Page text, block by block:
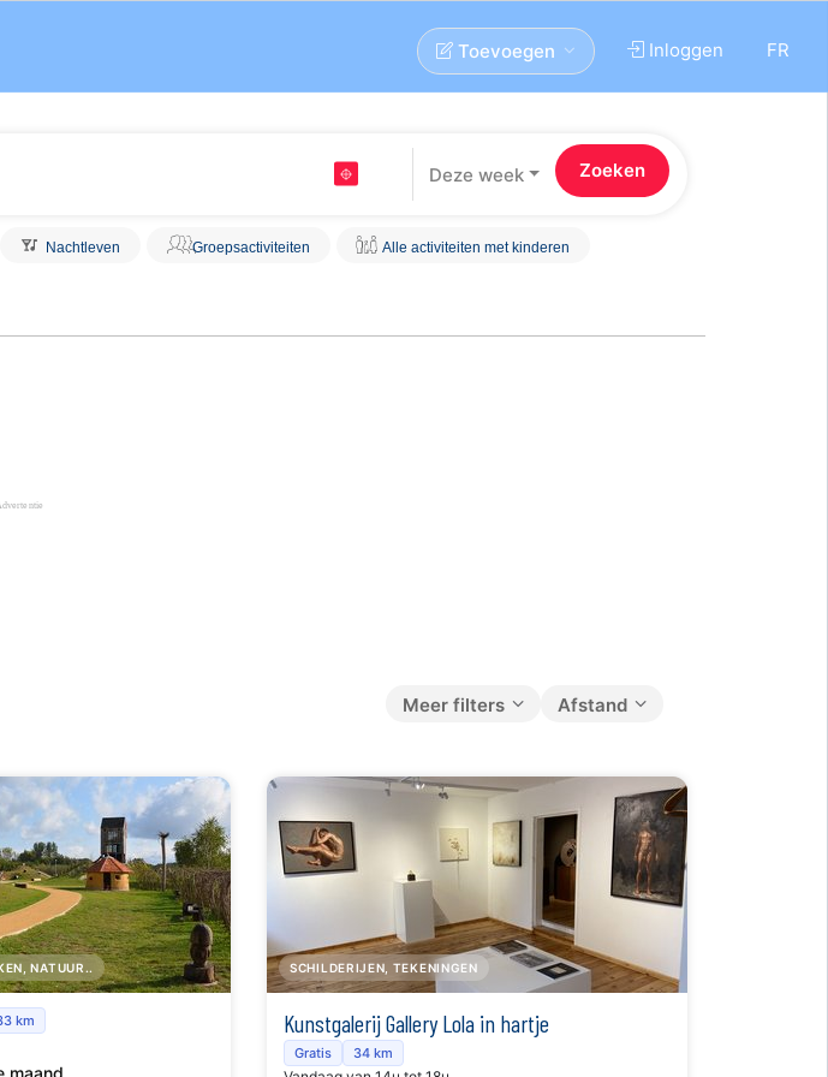
FR
Inloggen
Toevoegen
Deze week
Nachtleven Groepsactiviteiten Alle activiteiten met kinderen
Afstand
Meer filters
NATUUR..
km
maand
SCHILDERIJEN, TEKENINGEN
Kunstgalerij Gallery Lola in hartje
Gratis 34 km